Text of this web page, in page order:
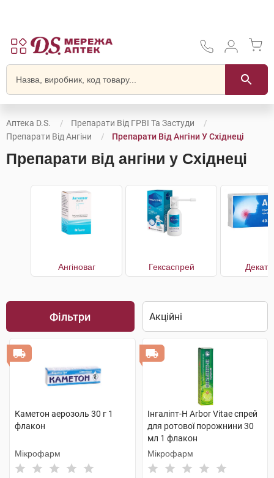
Аптека D.S.
Препарати Від ГРВІ Та Застуди
Препарати Від Ангіни
Препарати Від Ангіни У Східнеці
Препарати від ангіни у Східнеці
Ангіноваг Гексаспрей
Фільтри
Каметон аерозоль 30 г 1
флакон
Мікрофарм
Інгаліпт-Н Arbor Vitae спрей
для ротової порожнини 30
мл 1 флакон
Мікрофарм